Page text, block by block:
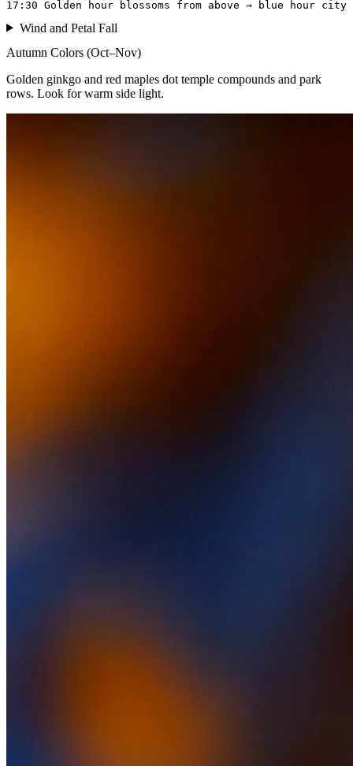
Wind and Petal Fall
Autumn Colors (Oct–Nov)
Golden ginkgo and red maples dot temple compounds and park
rows. Look for warm side light.